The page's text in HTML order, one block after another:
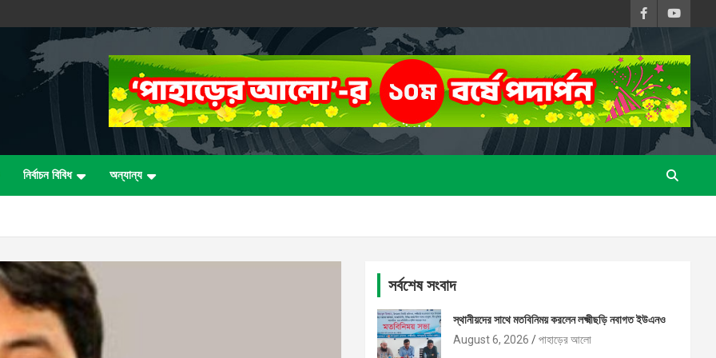
নির্বাচন বিবিধ অন্যান্য
সর্বশেষ সংবাদ
স্থানীয়দের সাথে মতবিনিময় করলেন লক্ষ্মীছড়ি নবাগত ইউএনও
August 6, 2026
পাহাড়ের আলো